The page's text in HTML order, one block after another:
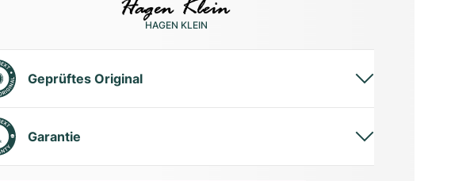
HAGEN KLEIN
Geprüftes Original
Garantie